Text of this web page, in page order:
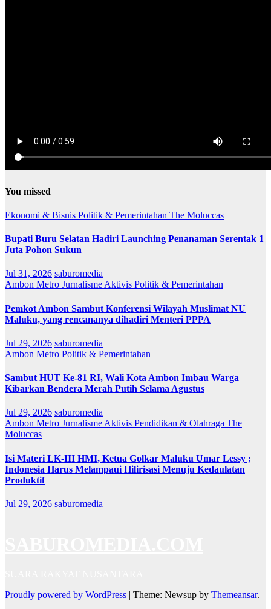
You missed
Ekonomi & Bisnis Politik & Pemerintahan The Moluccas
Bupati Buru Selatan Hadiri Launching Penanaman Serentak 1
Juta Pohon Sukun
Jul 31, 2026 saburomedia
Ambon Metro Jurnalisme Aktivis Politik & Pemerintahan
Pemkot Ambon Sambut Konferensi Wilayah Muslimat NU
Maluku, yang rencananya dihadiri Menteri PPPA
Jul 29, 2026 saburomedia
Ambon Metro Politik & Pemerintahan
Sambut HUT Ke-81 RI, Wali Kota Ambon Imbau Warga
Kibarkan Bendera Merah Putih Selama Agustus
Jul 29, 2026 saburomedia
Ambon Metro Jurnalisme Aktivis Pendidikan & Olahraga The
Moluccas
Isi Materi LK-III HMI, Ketua Golkar Maluku Umar Lessy ;
Indonesia Harus Melampaui Hilirisasi Menuju Kedaulatan
Produktif
Jul 29, 2026 saburomedia
Proudly powered by WordPress | Theme: Newsup by Themeansar.